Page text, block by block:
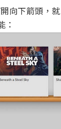
向下箭頭，
：